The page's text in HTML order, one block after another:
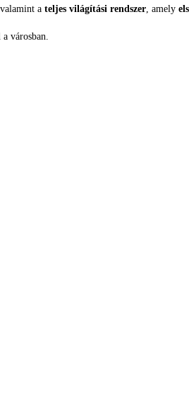
a teljes világítási rendszer, amely
a városban.